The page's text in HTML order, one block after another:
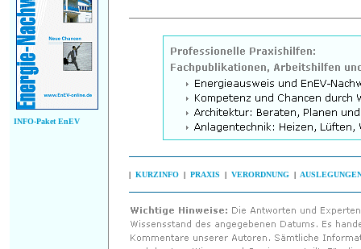
INFO-Paket EnEV
| KURZINFO | PRAXIS | VERORDNUNG |